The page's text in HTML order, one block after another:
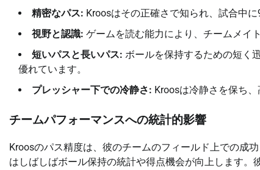
精密なパス: Kroosはその正確さで知られ、試合中に
視野と認識: ゲームを読む能力により、チームメイ
短いパスと長いパス: ボールを保持するための短く
優れています。
プレッシャー下での冷静さ: Kroosは冷静さを保ち
チームパフォーマンスへの統計的影響
Kroosのパス精度は、彼のチームのフィールド上での成
はしばしばボール保持の統計や得点機会が向上します